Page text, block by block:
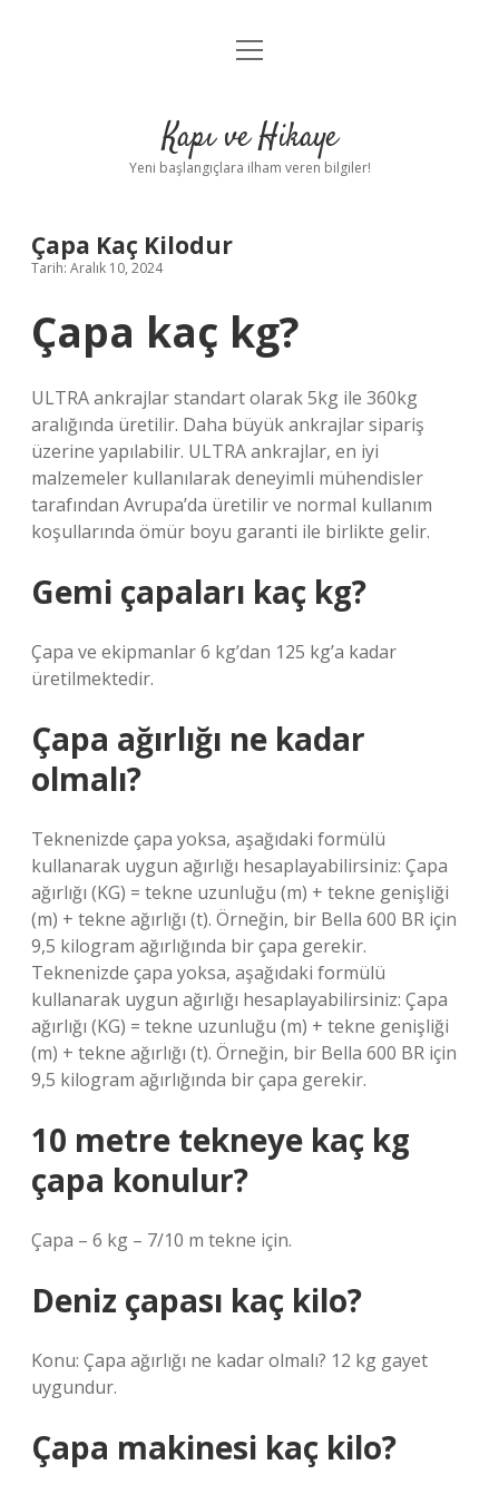
Anasayfa
Yasal Uyarı
menüyü
Kapı ve Hikaye
Yeni başlangıçlara ilham veren bilgiler!
Çapa Kaç Kilodur
Tarih: Aralık 10, 2024
Çapa kaç kg?
ULTRA ankrajlar standart olarak 5kg ile 360kg
aralığında üretilir. Daha büyük ankrajlar sipariş
üzerine yapılabilir. ULTRA ankrajlar, en iyi
malzemeler kullanılarak deneyimli mühendisler
tarafından Avrupa’da üretilir ve normal kullanım
koşullarında ömür boyu garanti ile birlikte gelir.
Gemi çapaları kaç kg?
Çapa ve ekipmanlar 6 kg’dan 125 kg’a kadar
üretilmektedir.
Çapa ağırlığı ne kadar
olmalı?
Teknenizde çapa yoksa, aşağıdaki formülü
kullanarak uygun ağırlığı hesaplayabilirsiniz: Çapa
ağırlığı (KG) = tekne uzunluğu (m) + tekne genişliği
(m) + tekne ağırlığı (t). Örneğin, bir Bella 600 BR için
9,5 kilogram ağırlığında bir çapa gerekir.
Teknenizde çapa yoksa, aşağıdaki formülü
kullanarak uygun ağırlığı hesaplayabilirsiniz: Çapa
ağırlığı (KG) = tekne uzunluğu (m) + tekne genişliği
(m) + tekne ağırlığı (t). Örneğin, bir Bella 600 BR için
9,5 kilogram ağırlığında bir çapa gerekir.
10 metre tekneye kaç kg
çapa konulur?
Çapa – 6 kg – 7/10 m tekne için.
Deniz çapası kaç kilo?
Konu: Çapa ağırlığı ne kadar olmalı? 12 kg gayet
uygundur.
Çapa makinesi kaç kilo?